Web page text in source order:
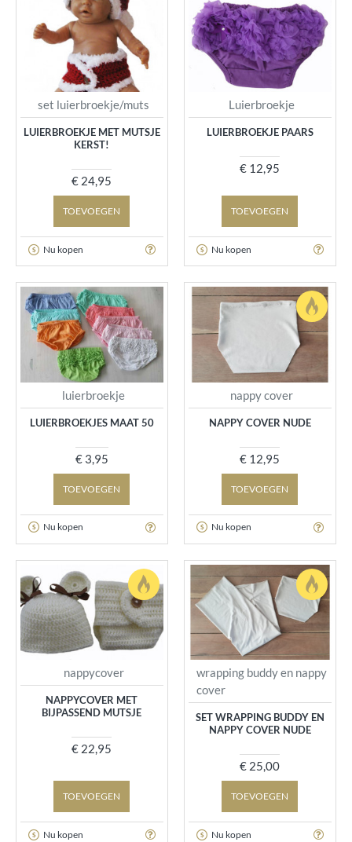
set luierbroekje/muts
LUIERBROEKJE MET MUTSJE
KERST!
€ 24,95
TOEVOEGEN
Nu kopen
Luierbroekje
LUIERBROEKJE PAARS
€ 12,95
TOEVOEGEN
Nu kopen
luierbroekje
LUIERBROEKJES MAAT 50
€ 3,95
TOEVOEGEN
Nu kopen
nappy cover
NAPPY COVER NUDE
€ 12,95
TOEVOEGEN
Nu kopen
nappycover
NAPPYCOVER MET
BIJPASSEND MUTSJE
€ 22,95
TOEVOEGEN
Nu kopen
wrapping buddy en nappy
cover
SET WRAPPING BUDDY EN
NAPPY COVER NUDE
€ 25,00
TOEVOEGEN
Nu kopen